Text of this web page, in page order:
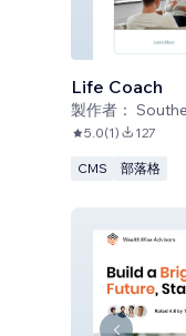
Life Coach
製作者：
5.0(1) 127
CMS 部落格